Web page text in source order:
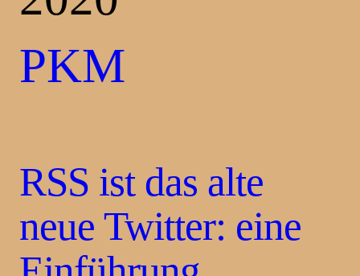
PKM
RSS ist das alte
neue Twitter: eine